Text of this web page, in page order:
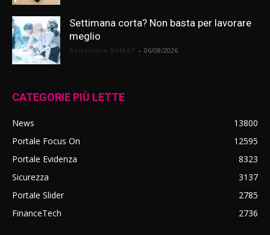
Settimana corta? Non basta per lavorare
meglio
- 06/08/2026
CATEGORIE PIÙ LETTE
News
13800
Portale Focus On
12595
Portale Evidenza
8323
Sicurezza
3137
Portale Slider
2785
FinanceTech
2736